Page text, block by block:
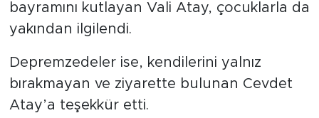
bayramını kutlayan Vali Atay, çocuklarla da
yakından ilgilendi.
Depremzedeler ise, kendilerini yalnız
bırakmayan ve ziyarette bulunan Cevdet
Atay’a teşekkür etti.